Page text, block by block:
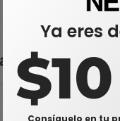
Ya eres